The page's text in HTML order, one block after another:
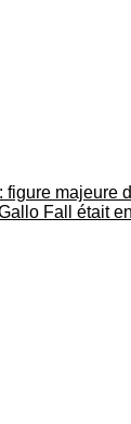
figure majeure
Fall était